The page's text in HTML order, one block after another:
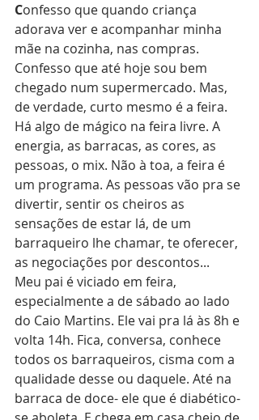
Confesso que quando criança
adorava ver e acompanhar minha
mãe na cozinha, nas compras.
Confesso que até hoje sou bem
chegado num supermercado. Mas,
de verdade, curto mesmo é a feira.
Há algo de mágico na feira livre. A
energia, as barracas, as cores, as
pessoas, o mix. Não à toa, a feira é
um programa. As pessoas vão pra se
divertir, sentir os cheiros as
sensações de estar lá, de um
barraqueiro lhe chamar, te oferecer,
as negociações por descontos...
Meu pai é viciado em feira,
especialmente a de sábado ao lado
do Caio Martins. Ele vai pra lá às 8h e
volta 14h. Fica, conversa, conhece
todos os barraqueiros, cisma com a
qualidade desse ou daquele. Até na
barraca de doce- ele que é diabético-